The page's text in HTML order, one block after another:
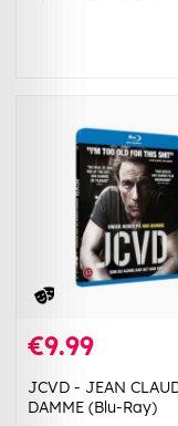
€9.99
JCVD - JEAN
DAMME (Blu-Ray)